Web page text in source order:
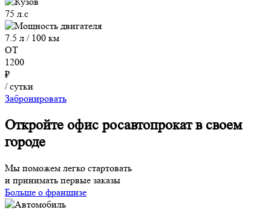
75 л.с
7.5 л / 100 км
ОТ
1200
₽
/ сутки
Забронировать
Откройте офис росавтопрокат в своем
городе
Мы поможем легко стартовать
и принимать первые заказы
Больше о франшизе